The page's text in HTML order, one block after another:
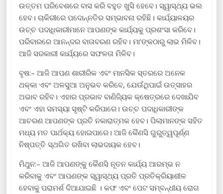
ଉତ୍ତମ ପରିବେଶରେ ବାସ କରି ବହୁତ ଖୁସି ହେବେ। ସ୍ୱାସ୍ଥ୍ୟ ଭଲ
ହେବ। ଚାକିରୀରେ ପଦୋନ୍ନତିର ସମ୍ଭାବନା ରହିଛି। କାର୍ଯ୍ୟାଳୟର
ଉଚ୍ଚ ପଦାଧିକାରୀମାନେ ଆପଣଙ୍କ କାର୍ଯ୍ୟକୁ ପ୍ରଶଂସା କରିବେ।
ପରିବାରରେ ଆନନ୍ଦର ବାତାବରଣ ରହିବ। ମା’ଙ୍କଠାରୁ ଲାଭ ମିଳିବ।
ଆଜି ସରକାରୀ କାର୍ଯ୍ୟରେ ସଫଳତା ମିଳିବ।
ବୃଷ:– ଆଜି ଆପଣ ଶାରୀରିକ ଏବଂ ମାନସିକ ସ୍ତରରେ ଅନେକ
ଥକ୍କା ଏବଂ ଅଳସୁଆ ଅନୁଭବ କରିବେ, ଯେଉଁଥିପାଇଁ ଉତ୍ସାହର
ଅଭାବ ରହିବ। ଏହାର ପ୍ରଭାବ ବାଣିଜ୍ୟିକ କ୍ଷେତ୍ରରେ ଦେଖାଯିବ
ଏବଂ ଏହା ସମସ୍ୟା ସୃଷ୍ଟି କରିପାରେ। ଉଚ୍ଚ ପଦାଧିକାରୀଙ୍କ
ଆଚରଣ ଆପଣଙ୍କ ପ୍ରତି ନକାରାତ୍ମକ ହେବ। ପିଲାମାନଙ୍କ ସହିତ
ମଧ୍ୟ ମତ ପାର୍ଥକ୍ୟ ହୋଇପାରେ। ଆଜି କୈଣସି ଗୁରୁତ୍ୱପୂର୍ଣ୍ଣ
ନିଷ୍ପତ୍ତି ସ୍ଥଗିତ ରଖିବା ଲାଭଦାୟକ ହେବ।
ମିଥୁନ:– ଆଜି ଆପଣଙ୍କୁ କୈଣସି ନୂତନ କାର୍ଯ୍ୟ ଆରମ୍ଭ ନ
କରିବାକୁ ଏବଂ ଆପଣଙ୍କ ସ୍ୱାସ୍ଥ୍ୟ ପ୍ରତି ପ୍ରତିକ୍ରିୟାଶୀଳ
ହେବାକୁ ପରାମର୍ଶ ଦିଆଯାଇଛି । କଫ ଏବଂ ପେଟ ସମ୍ବନ୍ଧୀୟ ରୋଗ